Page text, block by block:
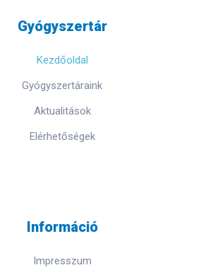
Gyógyszertár
Kezdőoldal
Gyógyszertáraink
Aktualitások
Elérhetőségek
Információ
Impresszum